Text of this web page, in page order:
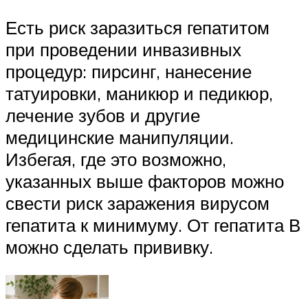
Есть риск заразиться гепатитом
при проведении инвазивных
процедур: пирсинг, нанесение
татуировки, маникюр и педикюр,
лечение зубов и другие
медицинские манипуляции.
Избегая, где это возможно,
указанных выше факторов можно
свести риск заражения вирусом
гепатита к минимуму. От гепатита В
можно сделать прививку.